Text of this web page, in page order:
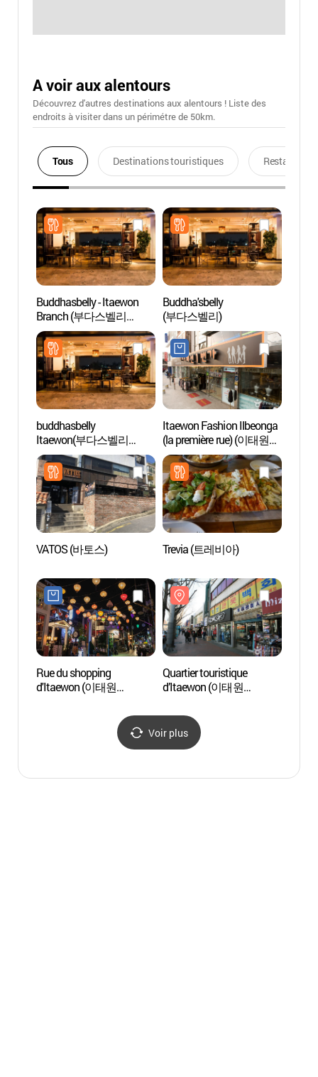
A voir aux alentours
Découvrez d'autres destinations aux alentours ! Liste des
endroits à visiter dans un périmétre de 50km.
Tous Destinations touristiques Restaurants
Buddhasbelly - Itaewon
Branch (부다스벨리
이태원)
Buddha'sbelly
(부다스벨리)
buddhasbelly
Itaewon(부다스벨리
이태원)
Itaewon Fashion Ilbeonga
(la première rue) (이태원
패션1번가)
VATOS (바토스) Trevia (트레비아)
Rue du shopping
d'Itaewon (이태원
Quartier touristique
d’Itaewon (이태원
Voir plus